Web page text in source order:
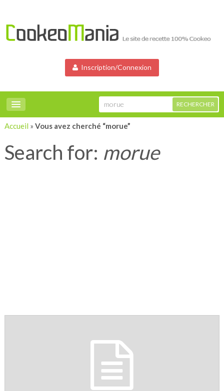
Inscription/Connexion
Accueil » Vous avez cherché “morue”
Search for: morue